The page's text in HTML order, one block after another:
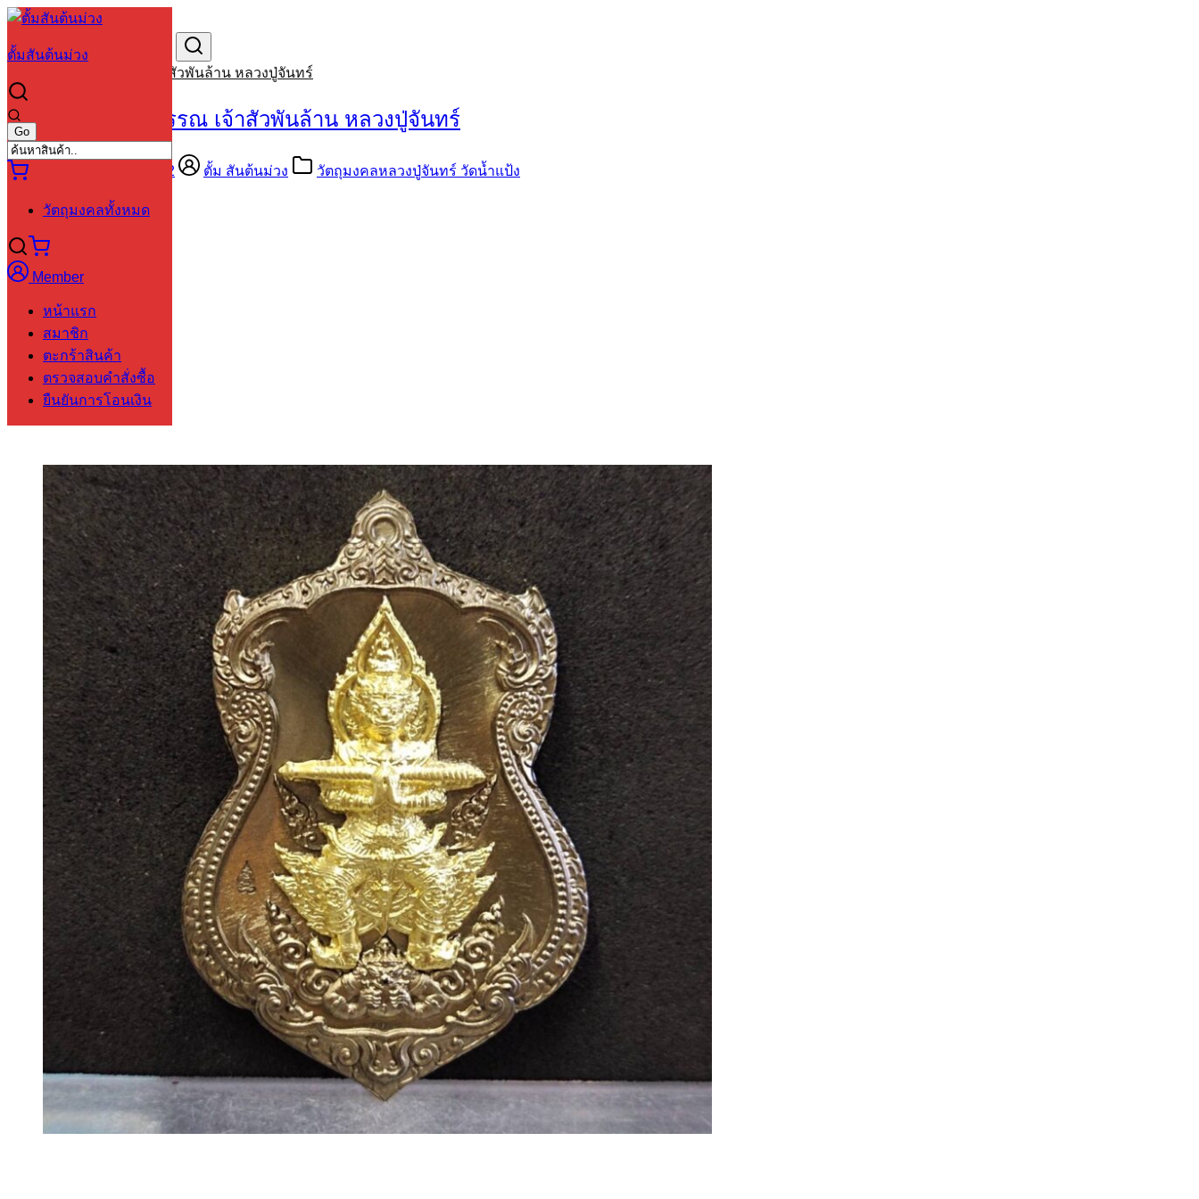
Skip
content
ตั้มสันต้นม่วง
วัตถุมงคลทั้งหมด
Member
หน้าแรก
สมาชิก
ตะกร้าสินค้า
ตรวจสอบคำสั่งซื้อ
ยืนยันการโอนเงิน
for:
เหรียญท้าวเวสสุวรรณ เจ้าสัวพันล้าน หลวงปู่จันทร์
เหรียญท้าวเวสสุวรรณ เจ้าสัวพันล้าน หลวงปู่จันทร์
24/03/2022 ตั้ม สันต้นม่วง วัตถุมงคลหลวงปู่จันทร์ วัดน้ำแป้ง
สร้างปี 2564